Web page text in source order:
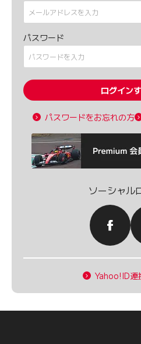
パスワード
ログイン
パスワードをお忘れの方
ソーシャル
Yahoo!ID連